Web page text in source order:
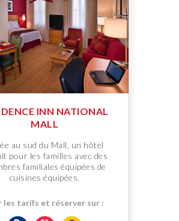
INN NATIONAL
MALL
au sud du Mall, un hôtel
pour les familles avec des
familiales équipées de
cuisines équipées.
les tarifs et réserver sur :